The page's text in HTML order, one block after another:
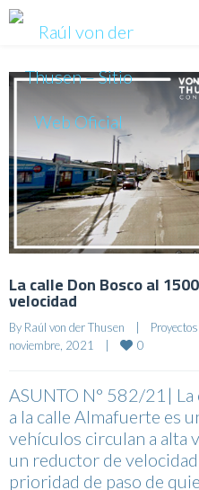
La calle Don Bosco al
velocidad
By Raúl von der Thusen | Proyectos
noviembre, 2021
| 0
ASUNTO N° 582/21| La
a la calle Almafuerte es
vehículos circulan a alta
un reductor de
prioridad de paso de